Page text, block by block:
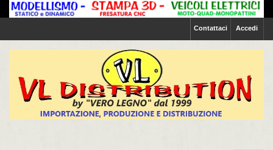
Accedi
Contattaci